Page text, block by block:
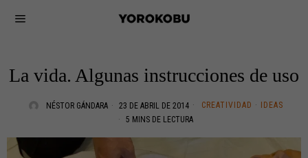
La vida. Algunas instrucciones de uso
NÉSTOR GÁNDARA 23 DE ABRIL DE 2014 CREATIVIDAD ·
IDEAS
5 MINS DE LECTURA